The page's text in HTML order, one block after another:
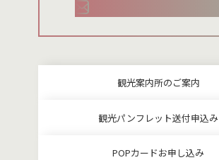
観光案内所のご案内
観光パンフレット送付申込み
POPカードお申し込み